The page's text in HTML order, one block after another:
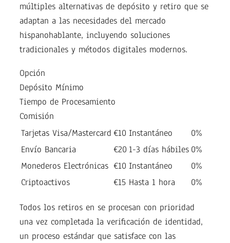
múltiples alternativas de depósito y retiro que se
adaptan a las necesidades del mercado
hispanohablante, incluyendo soluciones
tradicionales y métodos digitales modernos.
Opción
Depósito Mínimo
Tiempo de Procesamiento
Comisión
Tarjetas Visa/Mastercard €10 Instantáneo
0%
Envío Bancaria
€20 1-3 días hábiles 0%
Monederos Electrónicas €10 Instantáneo
0%
Criptoactivos
€15 Hasta 1 hora 0%
Todos los retiros en se procesan con prioridad
una vez completada la verificación de identidad,
un proceso estándar que satisface con las